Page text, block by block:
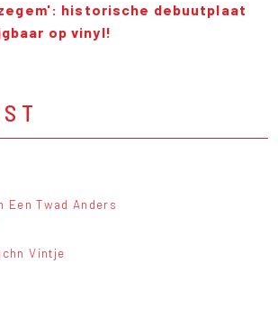
historische debuutplaat
op vinyl!
Een Twad Anders
Vintje